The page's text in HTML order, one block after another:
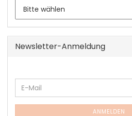
Newsletter-Anmeldung
WEITER
ZUR
NEWSLETTER-
E-
Mail
ANMELDEN